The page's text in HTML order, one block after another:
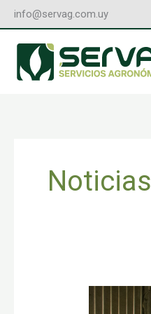
al
contenido
info@servag.com.uy
Noticias